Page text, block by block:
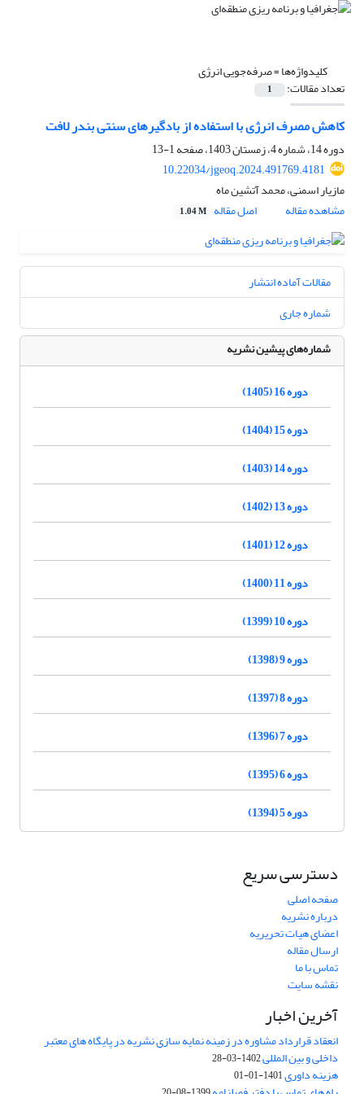
کلیدواژه‌ها =صرفه‌جویی انرژی
تعداد مقالات: 1
کاهش مصرف انرژی با استفاده از بادگیرهای سنتی بندر لافت
دوره 14، شماره 4، زمستان 1403، صفحه
1-13
10.22034/jgeoq.2024.491769.4181
مازیار اسمنی، محمد آتشین ماه
مشاهده مقاله
اصل مقاله 1.04 M
مقالات آماده انتشار
شماره جاری
شماره‌های پیشین نشریه
دوره 16 (1405)
دوره 15 (1404)
دوره 14 (1403)
دوره 13 (1402)
دوره 12 (1401)
دوره 11 (1400)
دوره 10 (1399)
دوره 9 (1398)
دوره 8 (1397)
دوره 7 (1396)
دوره 6 (1395)
دوره 5 (1394)
دسترسی سریع
صفحه اصلی
درباره نشریه
اعضای هیات تحریریه
ارسال مقاله
تماس با ما
نقشه سایت
آخرین اخبار
انعقاد قرارداد مشاوره در زمینه نمایه سازی نشریه در پایگاه های معتبر
داخلی و بین المللی1402-03-28
هزینه داوری1401-01-01